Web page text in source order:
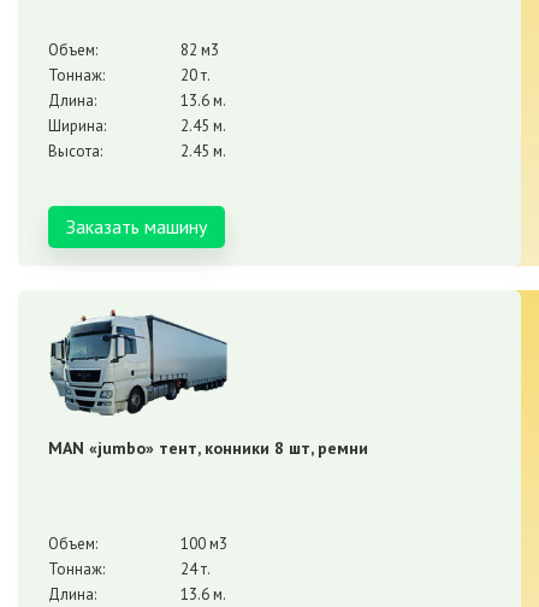
Объем:
82 м3
Тоннаж:
20 т.
Длина:
13.6 м.
Ширина:
2.45 м.
Высота:
2.45 м.
Заказать машину
MAN «jumbo» тент, конники 8 шт, ремни
Объем:
100 м3
Тоннаж:
24 т.
Длина:
13.6 м.